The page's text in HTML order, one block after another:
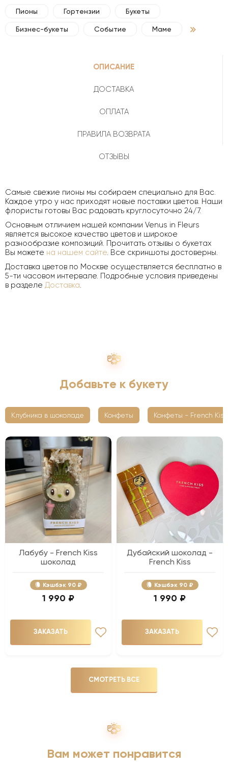
Пионы Гортензии Букеты
Бизнес-букеты Событие Маме
ОПИСАНИЕ
ДОСТАВКА
ОПЛАТА
ПРАВИЛА ВОЗВРАТА
ОТЗЫВЫ
Самые свежие пионы мы собираем специально для Вас.
Каждое утро у нас приходят новые поставки цветов. Наши
флористы готовы Вас радовать круглосуточно 24/7.
Основным отличием нашей компании Venus in Fleurs
является высокое качество цветов и широкое
разнообразие композиций. Прочитать отзывы о букетах
Вы можете на нашем сайте. Все скриншоты достоверны.
Доставка цветов по Москве осуществляется бесплатно в
5-ти часовом интервале. Подробные условия приведены
в разделе Доставка.
Добавьте к букету
Клубника в шоколаде Конфеты Конфеты - French Kiss
Лабубу - French Kiss
шоколад
Кэшбэк 90 ₽
1 990 ₽
ЗАКАЗАТЬ
Дубайский шоколад -
French Kiss
Кэшбэк 90 ₽
1 990 ₽
ЗАКАЗАТЬ
СМОТРЕТЬ ВСЕ
Вам может понравится